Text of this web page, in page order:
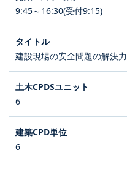
9:45～16:30(受付9:15)
建設現場の安全問題の解決
6
6